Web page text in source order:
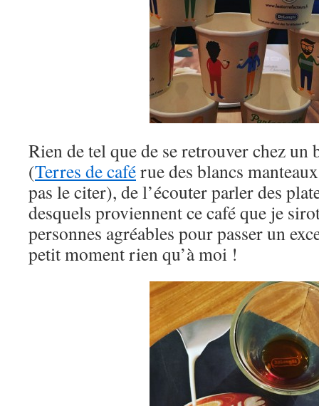
Rien de tel que de se retrouver chez un
(Terres de caférue des blancs
pas le citer), de l’écouter parler des
desquels proviennent ce café que je
personnes agréables pour passer un
petit moment rien qu’à moi !